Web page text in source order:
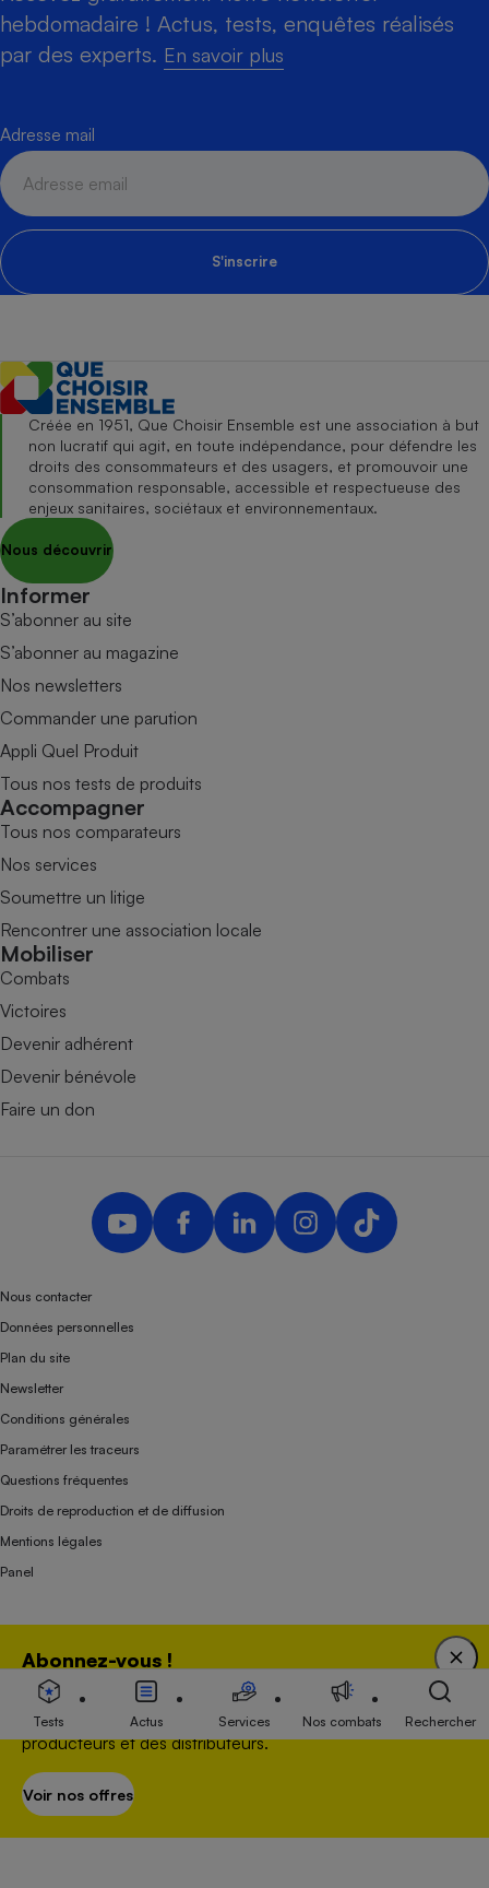
hebdomadaire ! Actus, tests, enquêtes réalisés
par des experts. En savoir plus
Adresse mail
S'inscrire
Abonnez-vous !
Bénéficiez d'une expertise unique tout en soutenant
une association 100 % indépendante de l'Etat, des
producteurs et des distributeurs.
Voir nos offres
Créée en 1951, Que Choisir Ensemble est une association à but
non lucratif qui agit, en toute indépendance, pour défendre les
droits des consommateurs et des usagers, et promouvoir une
consommation responsable, accessible et respectueuse des
enjeux sanitaires, sociétaux et environnementaux.
Nous découvrir
Informer
S’abonner au site
S’abonner au magazine
Nos newsletters
Commander une parution
Appli Quel Produit
Tous nos tests de produits
Accompagner
Tous nos comparateurs
Nos services
Soumettre un litige
Rencontrer une association locale
Mobiliser
Combats
Victoires
Devenir adhérent
Devenir bénévole
Faire un don
Nous contacter
Données personnelles
Plan du site
Newsletter
Conditions générales
Paramétrer les traceurs
Questions fréquentes
Droits de reproduction et de diffusion
Mentions légales
Panel
Association indépendante de l’État, des syndicats, des producteurs et des
distributeurs depuis 1951.
Tests Actus Services Nos combats Rechercher